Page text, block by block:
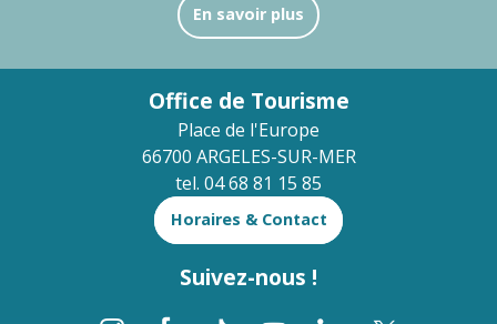
En savoir plus
Office de Tourisme
Place de l'Europe
66700 ARGELES-SUR-MER
tel. 04 68 81 15 85
Horaires & Contact
Suivez-nous !